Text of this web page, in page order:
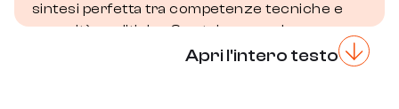
sintesi perfetta tra competenze tecniche e
capacità analitiche. Se stai cercando
supporto professionale per affrontarlo con
Apri l'intero testo